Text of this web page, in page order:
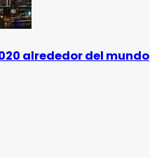
alrededor del mundo